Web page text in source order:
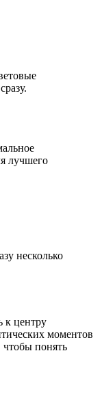
лучшего
несколько
к центру
моментов
чтобы понять